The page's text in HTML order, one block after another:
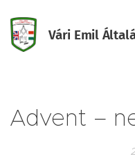
Vári Emil
Advent –